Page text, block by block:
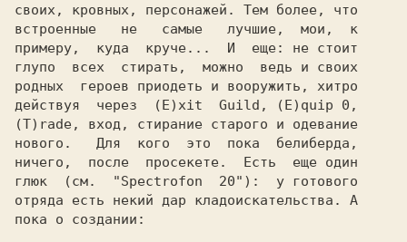
своих, кровных, персонажей. Тем более, что
встроенные   не   самые   лучшие,  мои,  к
примеру,  куда  круче...  И  еще: не стоит
глупо  всех  стирать,  можно  ведь и своих
родных  героев приодеть и вооружить, хитро
действуя  через  (E)xit  Guild, (E)quip 0,
(T)rade, вход, стирание старого и одевание
нового.   Для  кого  это  пока  белиберда,
ничего,  после  просекете.  Есть  еще один
глюк  (см.  "Spectrofon  20"):  у готового
отряда есть некий дар кладоискательства. А
пока о создании: